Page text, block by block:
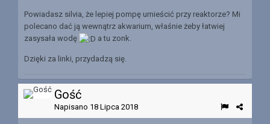
Powiadasz silvia, że lepiej pompę umieścić przy reaktorze? Mi
polecano dać ją wewnątrz akwarium, właśnie żeby łatwiej
zasysała wodę
a tu zonk.
Dzięki za linki, przydadzą się.
Gość
Napisano 18 Lipca 2018